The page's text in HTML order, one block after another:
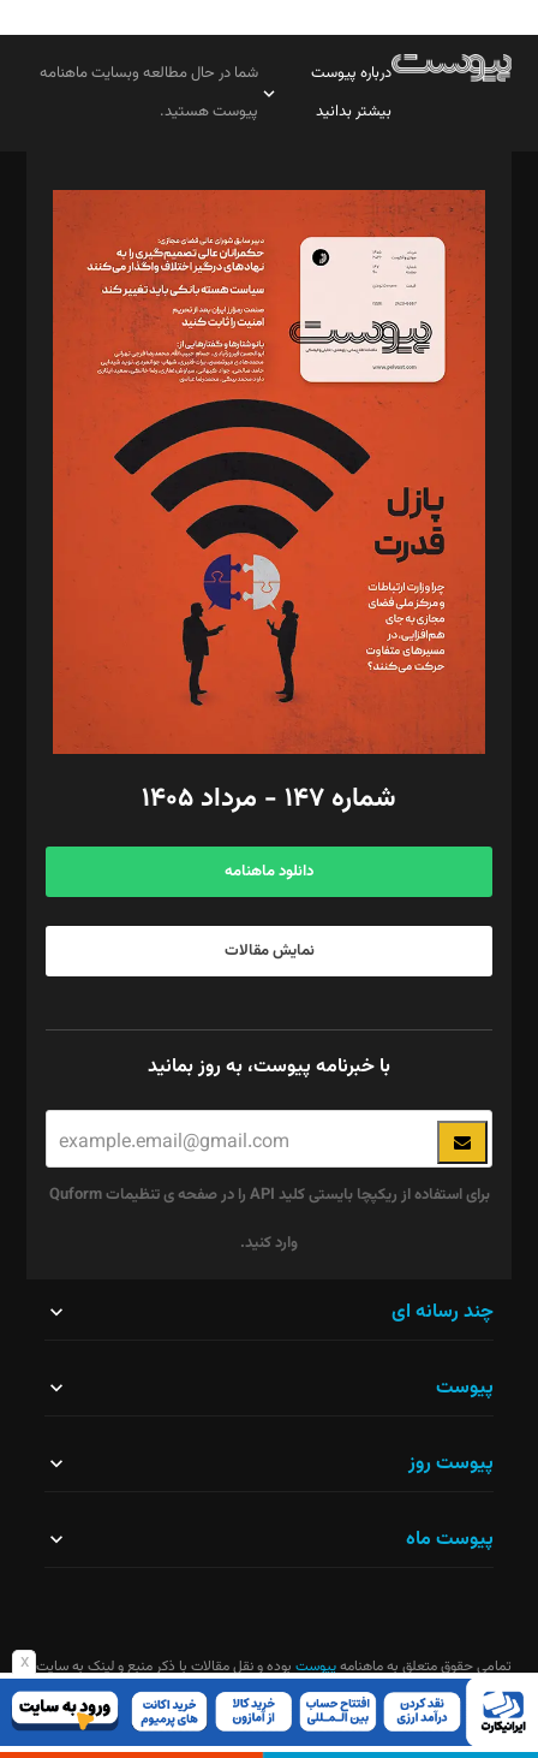
x
درباره پیوست
بیشتر بدانید
شما در حال مطالعه وبسایت ماهنامه
پیوست هستید.
مدیر مسئول: محمدباقر اثنی‌عشری
سردبیر: مهرک محمودی
دبیر تحریریه: میثم قاسمی
د‌بیر ناداستان: سمانه سمیع
د‌بیر خدمت و تجارت: ابوالفضل رجبی
د‌بیر حقوق فناوری: حسام‌الدین ایپکچی
د‌بیر پیوست جهان: مینا پاکدل
د‌بیر تحریریه آنلاین: بابک نقاش
تحریریه‌: مجتبی محمود‌ی، آرش برهمند، یسنا امان‌پور، سروش کرمیان،
مصطفی مسجدی آرانی، ابوالفضل رجبی، زهرا فکرانه، فائزه فتحی
رستمی،مصطفی باستان
ویرایش: نگار استاد‌‌آقا
طراح یونیفرم: مجید توکلی
فیلمبرداری و عکاسی: امیر شفیعی، مانی لطفی زاده
گرافیک و صفحه‌آرایی: سید‌سبحان‌علی ثابت
مد‌یر توسعه تجاری: کامبیز برید‌
امور مالی: شاپور رهبری، محمد‌ کاظمی‌نیا
آگهی و مشترکین: ۰۹۱۹۹۹۹۰۴۵۴
شماره ۱۴۷ - مرداد ۱۴۰۵
دانلود ماهنامه
نمایش مقالات
با خبرنامه پیوست، به روز بمانید
برای استفاده از ریکپچا بایستی کلید API را در صفحه ی تنظیمات Quform
وارد کنید.
نباید
شود.
چند رسانه ای
پیوست
پیوست روز
پیوست ماه
تمامی حقوق متعلق به ماهنامهپیوست بوده و نقل مقالات با ذکر منبع و لینک به سایت
ماهنامه آزاد است